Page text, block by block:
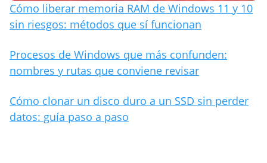
Cómo liberar memoria RAM de Windows 11 y 10
sin riesgos: métodos que sí funcionan
Procesos de Windows que más confunden:
nombres y rutas que conviene revisar
Cómo clonar un disco duro a un SSD sin perder
datos: guía paso a paso